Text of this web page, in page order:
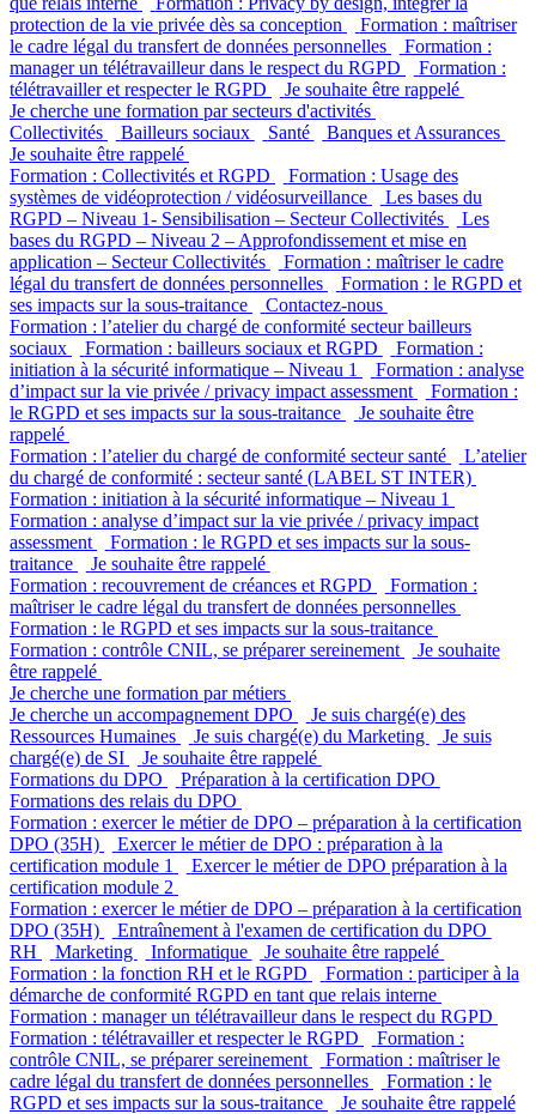
protection de la vie privée dès sa conception
Formation : maîtriser
le cadre légal du transfert de données personnelles
Formation :
manager un télétravailleur dans le respect du RGPD
Formation :
télétravailler et respecter le RGPD
Je souhaite être rappelé
Je cherche une formation par secteurs d'activités
Collectivités
Bailleurs sociaux Santé
Banques et Assurances
Je souhaite être rappelé
Formation : Collectivités et RGPD
Formation : Usage des
systèmes de vidéoprotection / vidéosurveillance
Les bases du
RGPD – Niveau 1- Sensibilisation – Secteur Collectivités
Les
bases du RGPD – Niveau 2 – Approfondissement et mise en
application – Secteur Collectivités
Formation : maîtriser le cadre
légal du transfert de données personnelles
Formation : le RGPD et
ses impacts sur la sous-traitance
Contactez-nous
Formation : l’atelier du chargé de conformité secteur bailleurs
sociaux
Formation : bailleurs sociaux et RGPD
Formation :
initiation à la sécurité informatique – Niveau 1
Formation : analyse
d’impact sur la vie privée / privacy impact assessment
Formation :
le RGPD et ses impacts sur la sous-traitance
Je souhaite être
rappelé
Formation : l’atelier du chargé de conformité secteur santé
L’atelier
du chargé de conformité : secteur santé (LABEL ST INTER)
Formation : initiation à la sécurité informatique – Niveau 1
Formation : analyse d’impact sur la vie privée / privacy impact
assessment
Formation : le RGPD et ses impacts sur la sous-
traitance
Je souhaite être rappelé
Formation : recouvrement de créances et RGPD
Formation :
maîtriser le cadre légal du transfert de données personnelles
Formation : le RGPD et ses impacts sur la sous-traitance
Formation : contrôle CNIL, se préparer sereinement
Je souhaite
être rappelé
Je cherche une formation par métiers
Je cherche un accompagnement DPO
Je suis chargé(e) des
Ressources Humaines
Je suis chargé(e) du Marketing
Je suis
chargé(e) de SI
Je souhaite être rappelé
Formations du DPO
Préparation à la certification DPO
Formations des relais du DPO
Formation : exercer le métier de DPO – préparation à la certification
DPO (35H)
Exercer le métier de DPO : préparation à la
certification module 1
Exercer le métier de DPO préparation à la
certification module 2
Formation : exercer le métier de DPO – préparation à la certification
DPO (35H)
Entraînement à l'examen de certification du DPO
RH
Marketing Informatique
Je souhaite être rappelé
Formation : la fonction RH et le RGPD
Formation : participer à la
démarche de conformité RGPD en tant que relais interne
Formation : manager un télétravailleur dans le respect du RGPD
Formation : télétravailler et respecter le RGPD
Formation :
contrôle CNIL, se préparer sereinement
Formation : maîtriser le
cadre légal du transfert de données personnelles
Formation : le
RGPD et ses impacts sur la sous-traitance
Je souhaite être rappelé